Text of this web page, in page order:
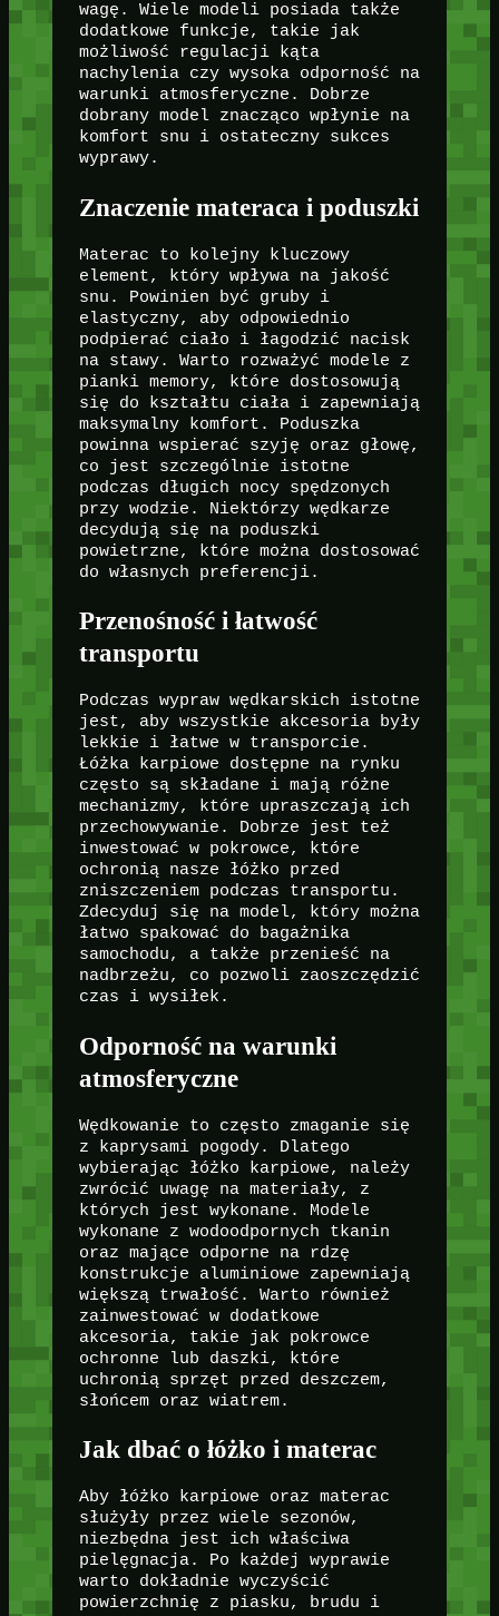
wagę. Wiele modeli posiada także
dodatkowe funkcje, takie jak
możliwość regulacji kąta
nachylenia czy wysoka odporność na
warunki atmosferyczne. Dobrze
dobrany model znacząco wpłynie na
komfort snu i ostateczny sukces
wyprawy.
Znaczenie materaca i poduszki
Materac to kolejny kluczowy
element, który wpływa na jakość
snu. Powinien być gruby i
elastyczny, aby odpowiednio
podpierać ciało i łagodzić nacisk
na stawy. Warto rozważyć modele z
pianki memory, które dostosowują
się do kształtu ciała i zapewniają
maksymalny komfort. Poduszka
powinna wspierać szyję oraz głowę,
co jest szczególnie istotne
podczas długich nocy spędzonych
przy wodzie. Niektórzy wędkarze
decydują się na poduszki
powietrzne, które można dostosować
do własnych preferencji.
Przenośność i łatwość
transportu
Podczas wypraw wędkarskich istotne
jest, aby wszystkie akcesoria były
lekkie i łatwe w transporcie.
Łóżka karpiowe dostępne na rynku
często są składane i mają różne
mechanizmy, które upraszczają ich
przechowywanie. Dobrze jest też
inwestować w pokrowce, które
ochronią nasze łóżko przed
zniszczeniem podczas transportu.
Zdecyduj się na model, który można
łatwo spakować do bagażnika
samochodu, a także przenieść na
nadbrzeżu, co pozwoli zaoszczędzić
czas i wysiłek.
Odporność na warunki
atmosferyczne
Wędkowanie to często zmaganie się
z kaprysami pogody. Dlatego
wybierając łóżko karpiowe, należy
zwrócić uwagę na materiały, z
których jest wykonane. Modele
wykonane z wodoodpornych tkanin
oraz mające odporne na rdzę
konstrukcje aluminiowe zapewniają
większą trwałość. Warto również
zainwestować w dodatkowe
akcesoria, takie jak pokrowce
ochronne lub daszki, które
uchronią sprzęt przed deszczem,
słońcem oraz wiatrem.
Jak dbać o łóżko i materac
Aby łóżko karpiowe oraz materac
służyły przez wiele sezonów,
niezbędna jest ich właściwa
pielęgnacja. Po każdej wyprawie
warto dokładnie wyczyścić
powierzchnię z piasku, brudu i